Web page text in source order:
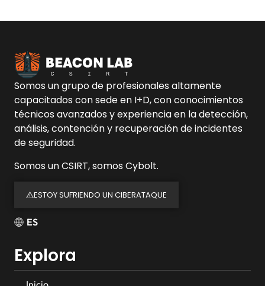
Somos un grupo de profesionales altamente
capacitados con sede en I+D, con conocimientos
técnicos avanzados y experiencia en la detección,
análisis, contención y recuperación de incidentes
de seguridad.
Somos un CSIRT, somos Cybolt.
ESTOY SUFRIENDO UN CIBERATAQUE
ES
Explora